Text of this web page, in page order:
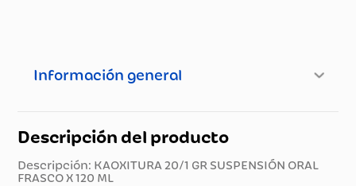
Información general
Descripción del producto
Descripción: KAOXITURA 20/1 GR SUSPENSIÓN ORAL
FRASCO X 120 ML